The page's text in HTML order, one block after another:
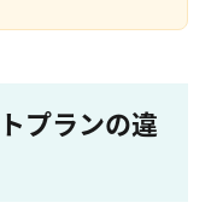
プランの違